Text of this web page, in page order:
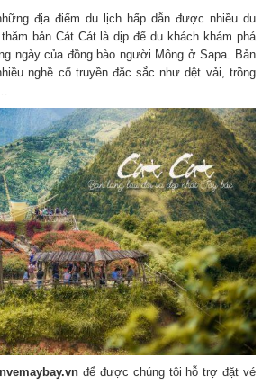
địa điểm du lịch hấp dẫn được nhiều du
bản Cát Cát là dịp để du khách khám phá
ngày của đồng bào người Mông ở Sapa. Bản
nghề cổ truyền đặc sắc như dệt vải, trồng
để được chúng tôi hỗ trợ đặt vé